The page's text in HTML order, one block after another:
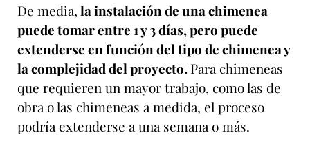
De media,la instalación de una chimenea
puede tomar entre 1 y 3 días, pero puede
extenderse en función del tipo de chimenea y
la complejidad del proyecto.Para chimeneas
que requieren un mayor trabajo, como las de
obra o las chimeneas a medida, el proceso
podría extenderse a una semana o más.